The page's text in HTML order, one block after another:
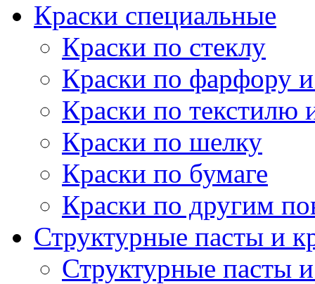
Краски специальные
Краски по стеклу
Краски по фарфору
Краски по текстилю
Краски по шелку
Краски по бумаге
Краски по другим
Структурные пасты и
Структурные пасты